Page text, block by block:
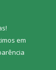
!
em